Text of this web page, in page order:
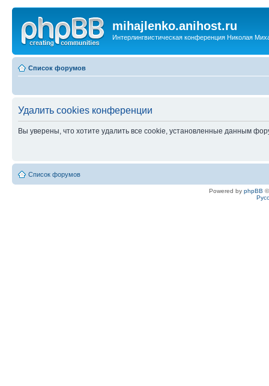
mihajlenko.anihost.ru
Интерлингвистическая конференция Николая
Список форумов
Удалить cookies конференции
Вы уверены, что хотите удалить все cookie, установленные данным
Список форумов
Powered by phpBB